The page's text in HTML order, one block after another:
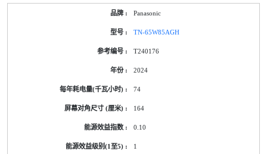
Panasonic
TN-65W85AGH
T240176
2024
74
164
0.10
1